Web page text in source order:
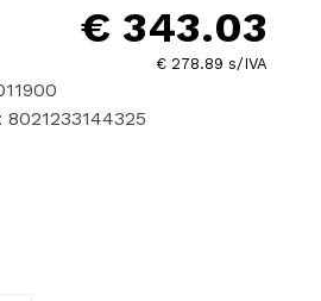
€ 343.03
€ 278.89 s/IVA